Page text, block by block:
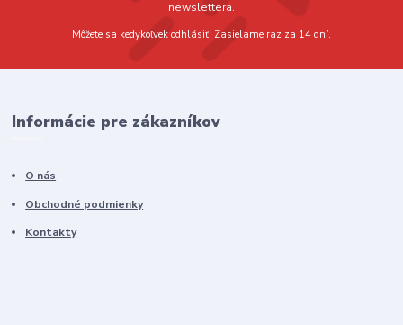
newslettera.
Môžete sa kedykoľvek odhlásiť. Zasielame raz za 14 dní.
Informácie pre zákazníkov
O nás
Obchodné podmienky
Kontakty